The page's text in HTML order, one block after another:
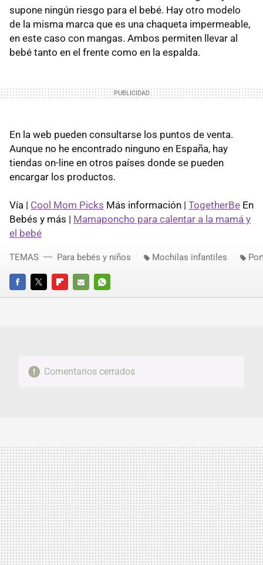
supone ningún riesgo para el bebé. Hay otro modelo
de la misma marca que es una chaqueta impermeable,
en este caso con mangas. Ambos permiten llevar al
bebé tanto en el frente como en la espalda.
En la web pueden consultarse los puntos de venta.
Aunque no he encontrado ninguno en España, hay
tiendas on-line en otros países donde se pueden
encargar los productos.
Vía | Cool Mom Picks Más información | TogetherBe En
Bebés y más | Mamaponcho para calentar a la mamá y
el bebé
FACEBOOKTWITTERFLIPBOARD
E-
WHATSAPP
TEMAS Para bebés y niños Mochilas infantiles
Comentarios cerrados